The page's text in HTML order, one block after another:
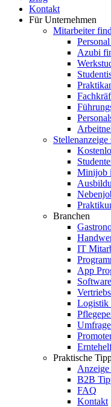
Kontakt
Für Unternehmen
Mitarbeiter
Azubi
Stellenanzeige
Minijob
Branchen
IT
App
Logistik
Praktische
B2B
FAQ
Kontakt